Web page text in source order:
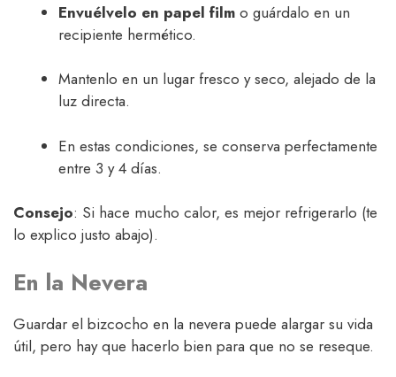
Envuélvelo en papel film o guárdalo en un
recipiente hermético.
Mantenlo en un lugar fresco y seco, alejado de la
luz directa.
En estas condiciones, se conserva perfectamente
entre 3 y 4 días.
Consejo: Si hace mucho calor, es mejor refrigerarlo (te
lo explico justo abajo).
En la Nevera
Guardar el bizcocho en la nevera puede alargar su vida
útil, pero hay que hacerlo bien para que no se reseque.